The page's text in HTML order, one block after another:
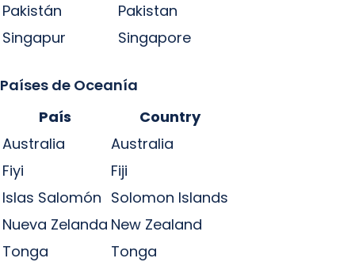
Pakistán
Pakistan
Singapur
Singapore
Países de Oceanía
País
Country
Australia
Australia
Fiyi
Fiji
Islas Salomón Solomon Islands
Nueva Zelanda New Zealand
Tonga
Tonga